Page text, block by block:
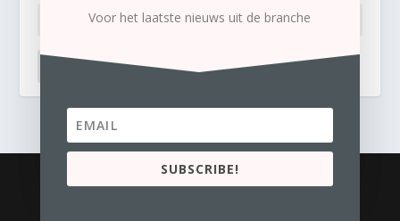
Ik ben mijn wachtwoord kwijt
Business Content Media
Voor het laatste nieuws uit de branche
SUBSCRIBE!